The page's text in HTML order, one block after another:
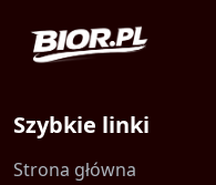
Szybkie linki
Strona główna